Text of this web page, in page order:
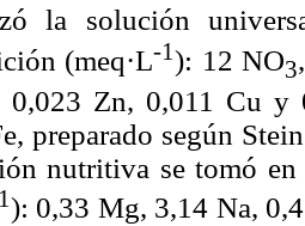
la solución
(meq·L-1): 12 NO3
0,023 Zn, 0,011 Cu y
preparado según
nutritiva se tomó
): 0,33 Mg, 3,14 Na,